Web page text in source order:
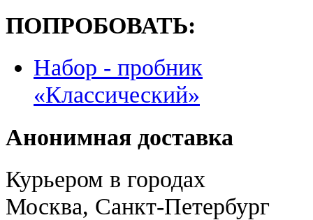
ПОПРОБОВАТЬ:
Набор - пробник
«Классический»
Анонимная доставка
Курьером в городах
Москва, Санкт-Петербург